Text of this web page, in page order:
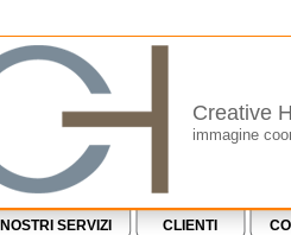
Creative
immagine
I NOSTRI SERVIZI CLIENTI